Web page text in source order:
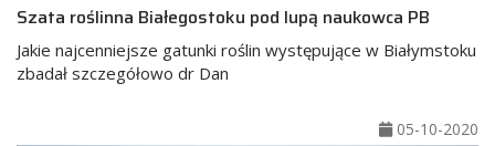
Szata roślinna Białegostoku pod lupą naukowca PB
Jakie najcenniejsze gatunki roślin występujące w Białymstoku
zbadał szczegółowo dr Dan
05-10-2020